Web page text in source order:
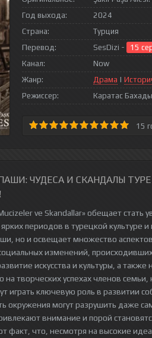
Год выхода:
2024
Страна:
Турция
Перевод:
SesDizi -
15
Канал:
Now
Жанр:
Драма |
Режиссер:
Каратас
15
ЧУДЕСА И СКАНДАЛЫ
ve Skandallar» обещает
периодов в турецкой культуре
но и освещает множество
изменений,
искусства и культуры, а
на творческих успехах членов
играть ключевую роль в развитии
окружения могут разрушить даже
внимание и порой
факт, что, несмотря на высокие